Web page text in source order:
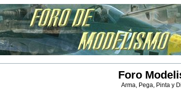
Foro
Arma, Pega, Pinta y